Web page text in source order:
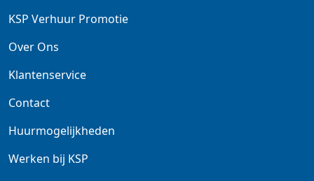
KSP Verhuur Promotie
Over Ons
Klantenservice
Contact
Huurmogelijkheden
Werken bij KSP